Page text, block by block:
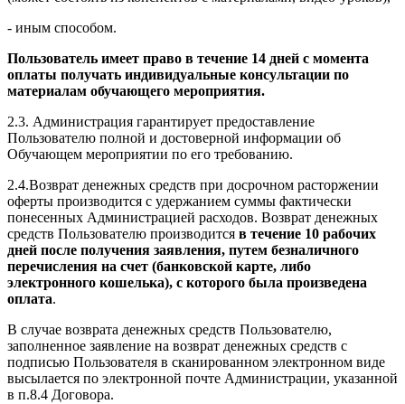
- иным способом.
Пользователь имеет право в течение 14 дней с момента
оплаты получать индивидуальные консультации по
материалам обучающего мероприятия.
2.3. Администрация гарантирует предоставление
Пользователю полной и достоверной информации об
Обучающем мероприятии по его требованию.
2.4.Возврат денежных средств при досрочном расторжении
оферты производится с удержанием суммы фактически
понесенных Администрацией расходов. Возврат денежных
средств Пользователю производится в течение 10 рабочих
дней после получения заявления, путем безналичного
перечисления на счет (банковской карте, либо
электронного кошелька), с которого была произведена
оплата.
В случае возврата денежных средств Пользователю,
заполненное заявление на возврат денежных средств с
подписью Пользователя в сканированном электронном виде
высылается по электронной почте Администрации, указанной
в п.8.4 Договора.